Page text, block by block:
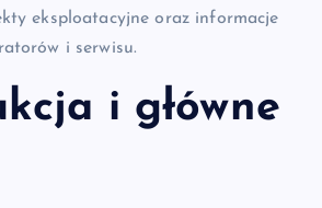
eksploatacyjne oraz informacje
i serwisu.
i główne